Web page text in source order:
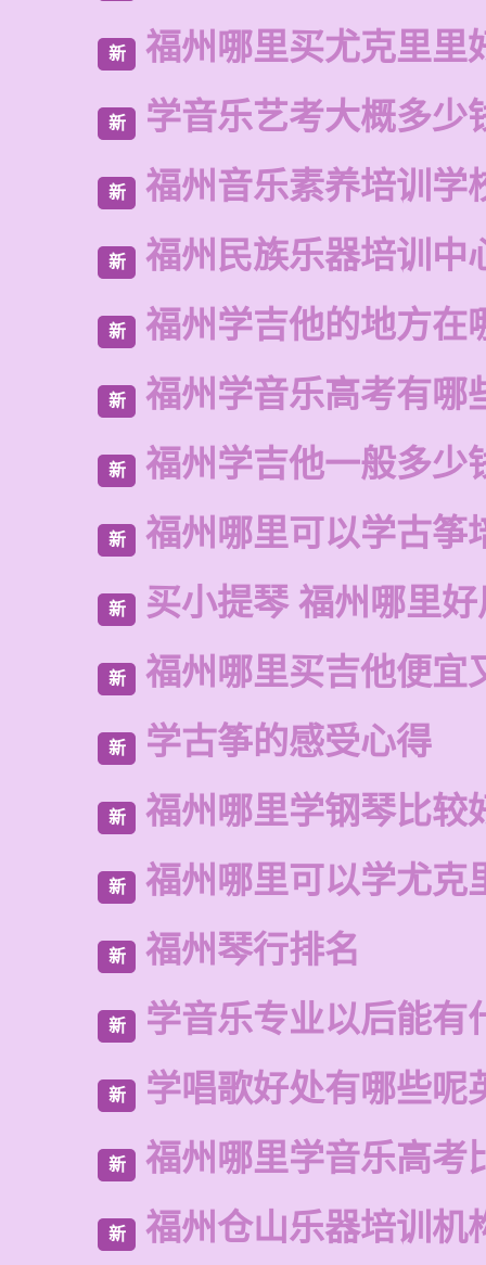
新 福州哪里买尤克里里
新 学音乐艺考大概多少
新 福州音乐素养培训学
新 福州民族乐器培训中
新 福州学吉他的地方在
新 福州学音乐高考有哪
新 福州学吉他一般多少
新 福州哪里可以学古筝
新 买小提琴 福州哪里好
新 福州哪里买吉他便宜
新 学古筝的感受心得
新 福州哪里学钢琴比较
新 福州哪里可以学尤克
新 福州琴行排名
新 学音乐专业以后能有
新 学唱歌好处有哪些呢
新 福州哪里学音乐高考
新 福州仓山乐器培训机